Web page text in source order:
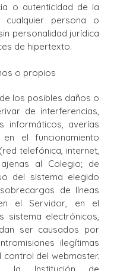
o autenticidad de la
cualquier persona o
personalidad jurídica
de hipertexto.
o propios
los posibles daños o
de interferencias,
informáticos, averías
el funcionamiento
telefónica, internet,
al Colegio; de
del sistema elegido
de líneas
el Servidor, en el
sistema electrónicos,
ser causados por
ilegítimas
del webmaster.